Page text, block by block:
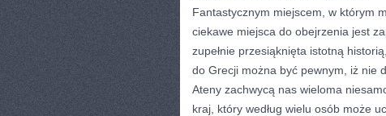
Fantastycznym miejscem, w którym
ciekawe miejsca do obejrzenia jest
zupełnie przesiąknięta istotną
do Grecji można być pewnym, iż nie
Ateny zachwycą nas wieloma
kraj, który według wielu osób może